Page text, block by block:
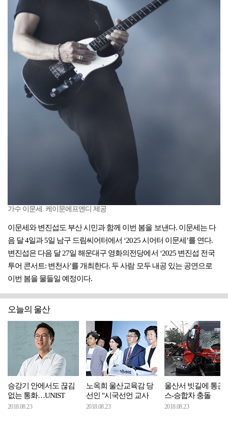
가수 이문세. 케이문에프엔디 제공
이문세와 변진섭도 부산 시민과 함께 이번 봄을 보낸다. 이문세는 다
음 달 4일과 5일 남구 드림씨어터에서 ‘2025 시어터 이문세’를 연다.
변진섭은 다음 달 27일 해운대구 영화의전당에서 ‘2025 변진섭 전국
투어 콘서트: 변천사’를 개최한다. 두 사람 모두 내공 있는 공연으로
이번 봄을 물들일 예정이다.
오늘의 울산
승강기 안에서도 끊김
없는 통화…UNIST
2018.08.23
노옥희 울산교육감 당
선인 "시국선언 교사
2018.08.23
울산서 빗길에 통근
스-승합차 충돌
2018.08.23